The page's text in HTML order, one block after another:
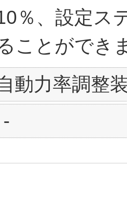
％、設定ス
ことができ
動力率調整
-